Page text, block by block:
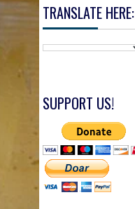
TRANSLATE HERE:
SUPPORT US!